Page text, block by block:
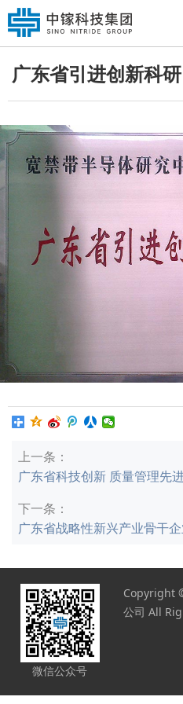
广东省引进创新科
上一条：
广东省科技创新 质量管理先
下一条：
广东省战略性新兴产业骨干
微信公众号
Copyright
公司 All